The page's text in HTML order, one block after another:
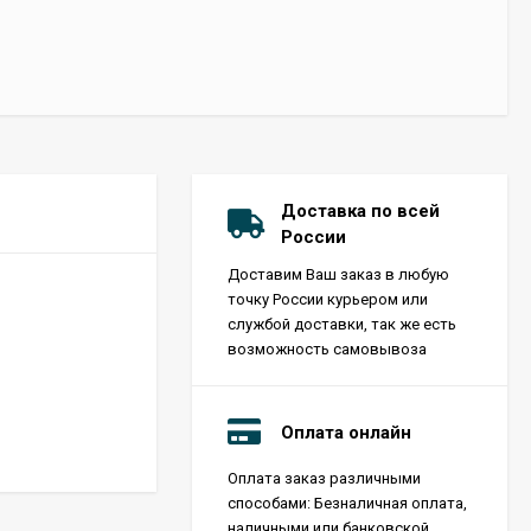
Доставка по всей
России
Доставим Ваш заказ в любую
точку России курьером или
службой доставки, так же есть
возможность самовывоза
Оплата онлайн
Оплата заказ различными
способами: Безналичная оплата,